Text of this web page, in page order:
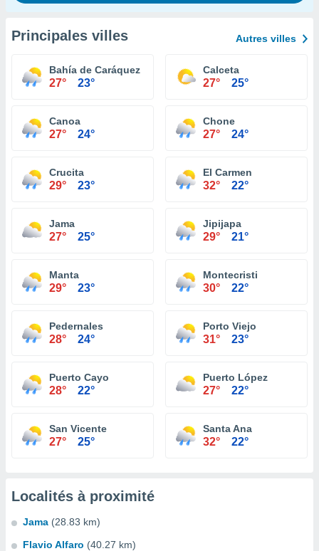
Principales villes Autres villes
Bahía de Caráquez
27° 23°
Calceta
27° 25°
Canoa
27° 24°
Chone
27° 24°
Crucita
29° 23°
El Carmen
32° 22°
Jama
27° 25°
Jipijapa
29° 21°
Manta
29° 23°
Montecristi
30° 22°
Pedernales
28° 24°
Porto Viejo
31° 23°
Puerto Cayo
28° 22°
Puerto López
27° 22°
San Vicente
27° 25°
Santa Ana
32° 22°
Localités à proximité
Jama (28.83 km)
Flavio Alfaro (40.27 km)